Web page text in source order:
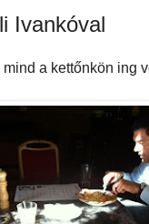
Ivankóval
a kettőnkön ing